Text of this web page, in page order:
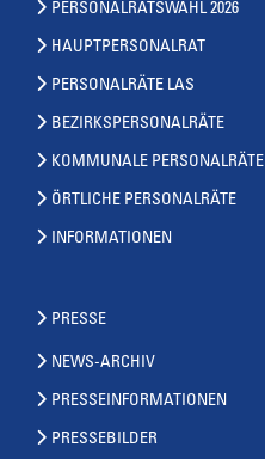
PERSONALRATSWAHL 2026
HAUPTPERSONALRAT
PERSONALRÄTE LAS
BEZIRKSPERSONALRÄTE
KOMMUNALE PERSONALRÄTE
ÖRTLICHE PERSONALRÄTE
INFORMATIONEN
PRESSE
NEWS-ARCHIV
PRESSEINFORMATIONEN
PRESSEBILDER